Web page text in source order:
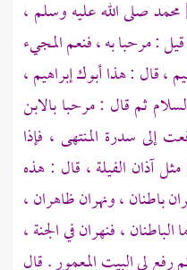
محمدصلى الله عليه وسلم ،
: مرحبا به ، فنعم المجيء
، قال : هذا أبوكإبراهيم،
ثم قال : مرحبا بالابن
إلى سدرة المنتهى ، فإذا
آذان الفيلة ، قال : هذه
باطنان ، ونهران ظاهران ،
، فنهران في الجنة ،
رفع لي البيت المعمور . قال